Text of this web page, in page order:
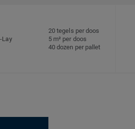
Lay
20 tegels per doos
5 m² per doos
40 dozen per pallet